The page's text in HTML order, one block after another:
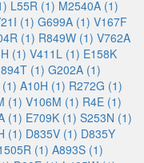
L55R (1) M2540A (1)
(1) G699A (1) V167F
(1) R849W (1) V762A
(1) V411L (1) E158K
(1) G202A (1)
A10H (1) R272G (1)
(1) V106M (1) R4E (1)
(1) E709K (1) S253N (1)
(1) D835V (1) D835Y
(1) A893S (1)